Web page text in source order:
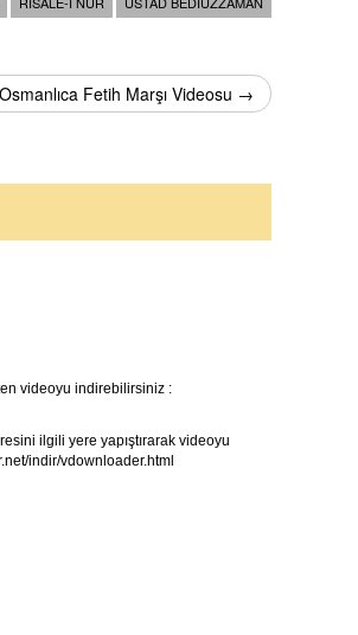
Osmanlıca Fetih Marşı Videosu →
videoyu indirebilirsiniz :
ilgili yere yapıştırarak videoyu
indir/vdownloader.html